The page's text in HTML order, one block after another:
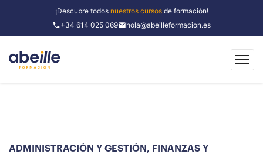
¡Descubre todos nuestros cursosde formación!
+34 614 025 069
hola@abeilleformacion.es
ADMINISTRACIÓN Y GESTIÓN , FINANZAS Y